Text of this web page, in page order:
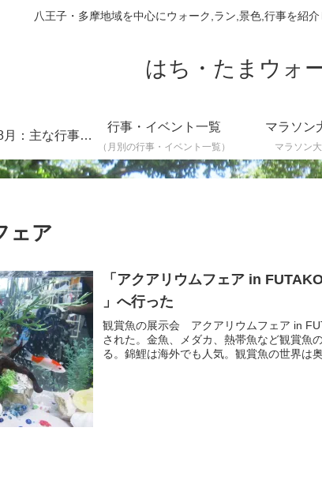
八王子・多摩地域を中心にウォーク,ラン,景色,行事を
はち・たまウォ
2026年8月：主な行事・イベント一覧
行事・イベント一覧
（月別の行事・イベント一覧）
マラソン
マラソン
ェア
「アクアリウムフェア in
」へ行った
観賞魚の展示会 アクアリウムフェア in
された。金魚、メダカ、熱帯魚など観賞魚
る。錦鯉は海外でも人気。観賞魚の世界は奥